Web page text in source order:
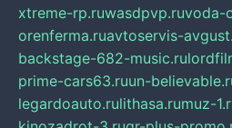
xtreme-rp.ruwasdpvp.ruvoda-
orenferma.ruavtoservis-
backstage-682-music.ru
prime-cars63.ruun-
legardoauto.rulithasa.rumuz-